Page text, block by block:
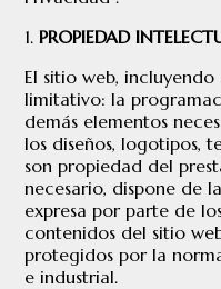
PROPIEDAD
El sitio web,
limitativo: la
demás elementos
los diseños, logotipos,
son propiedad del
necesario, dispone de
expresa por parte de
contenidos del sitio
protegidos por la
e industrial.